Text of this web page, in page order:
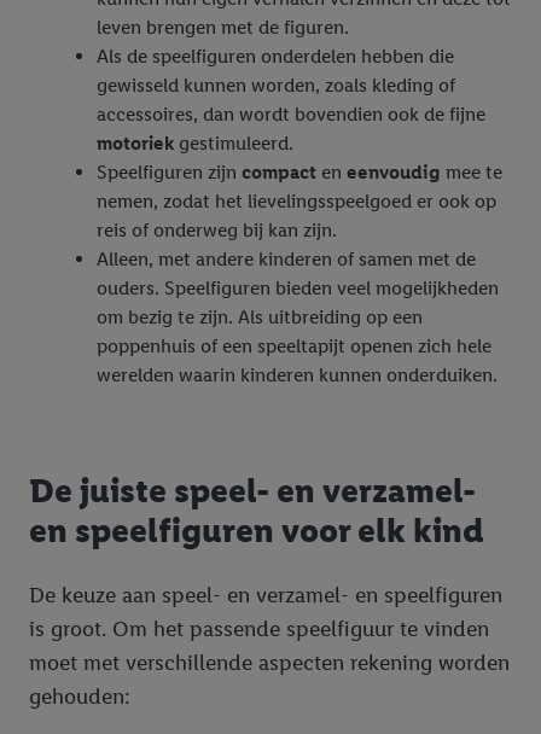
leven brengen met de figuren.
Als de speelfiguren onderdelen hebben die
gewisseld kunnen worden, zoals kleding of
accessoires, dan wordt bovendien ook de fijne
motoriek gestimuleerd.
Speelfiguren zijn compact en eenvoudig mee te
nemen, zodat het lievelingsspeelgoed er ook op
reis of onderweg bij kan zijn.
Alleen, met andere kinderen of samen met de
ouders. Speelfiguren bieden veel mogelijkheden
om bezig te zijn. Als uitbreiding op een
poppenhuis of een speeltapijt openen zich hele
werelden waarin kinderen kunnen onderduiken.
De juiste speel- en verzamel-
en speelfiguren voor elk kind
De keuze aan speel- en verzamel- en speelfiguren
is groot. Om het passende speelfiguur te vinden
moet met verschillende aspecten rekening worden
gehouden: